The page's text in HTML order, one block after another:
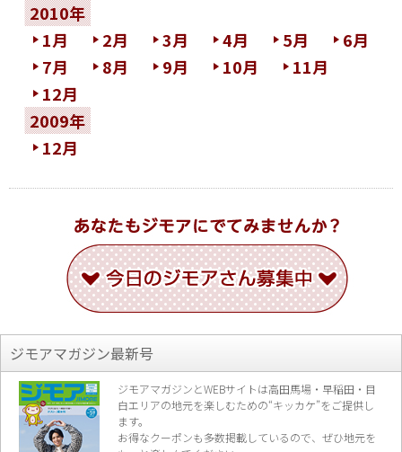
2010年
1月
2月 3月 4月 5月
6月
7月
8月 9月 10月
11月
12月
2009年
12月
ジモアマガジン最新号
ジモアマガジンとWEBサイトは高田馬場・早稲田・目
白エリアの地元を楽しむための“キッカケ”をご提供し
ます。
お得なクーポンも多数掲載しているので、 ぜひ地元を